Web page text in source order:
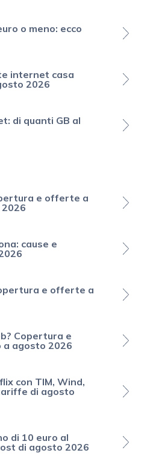
o meno: ecco
internet casa
2026
di quanti GB al
e offerte a
cause e
e offerte a
Copertura e
agosto 2026
con TIM, Wind,
di agosto
di 10 euro al
di agosto 2026